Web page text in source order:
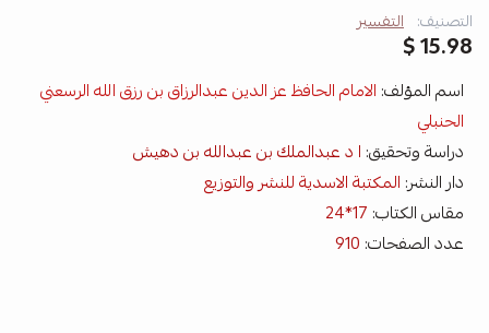
التصنيف: التفسير
15.98 $
اسم المؤلف: الامام الحافظ عز الدين عبدالرزاق بن رزق الله الرسعني
الحنبلي
دراسة وتحقيق: ا د عبدالملك بن عبدالله بن دهيش
دار النشر: المكتبة الاسدية للنشر والتوزيع
مقاس الكتاب:
عدد الصفحات: